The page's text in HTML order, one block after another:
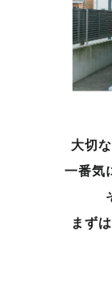
大切
一番気
まず